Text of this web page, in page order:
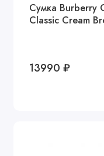
Сумка Burberry
Classic Cream
13990 ₽